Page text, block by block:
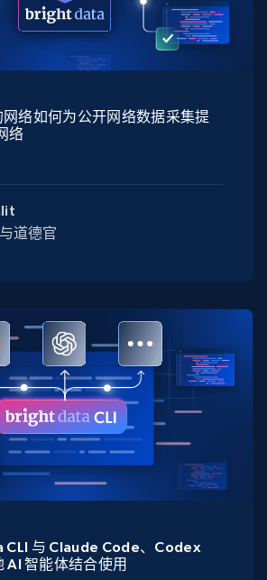
道德官
络如何为公开网络数据采集提
络
CLI 与 Claude Code、Codex
AI 智能体结合使用